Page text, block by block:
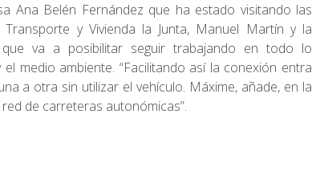
Ana Belén Fernández que ha estado visitando las
y Vivienda la Junta, Manuel Martín y la
va a posibilitar seguir trabajando en todo lo
medio ambiente. “Facilitando así la conexión entra
a otra sin utilizar el vehículo. Máxime, añade, en la
de carreteras autonómicas”.